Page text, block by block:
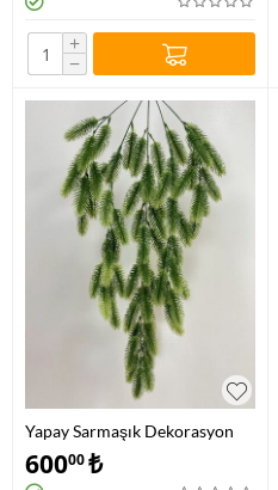
+
−
Yapay Sarmaşık Dekorasyon
60000₺